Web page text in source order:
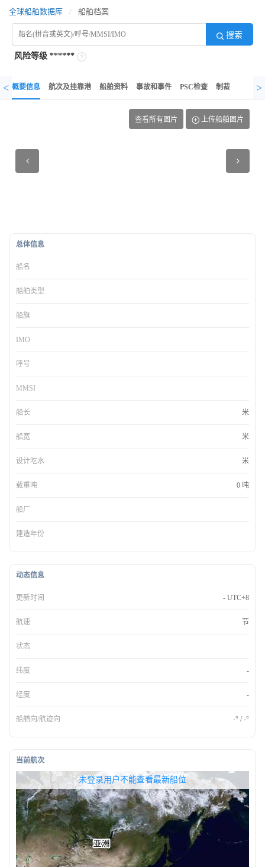
全球船舶数据库 / 船舶档案
搜索
风险等级 ******
< 概要信息 航次及挂靠港 船舶资料 事故和事件 PSC检查 制裁记录 异
>
总体信息
船名
船舶类型
船旗
IMO
呼号
MMSI
船长 米
船宽 米
设计吃水 米
载重吨 0 吨
船厂
建造年份
查看所有图片 上传船舶图片
动态信息
更新时间 - UTC+8
航速 节
状态
纬度 -
经度 -
船艏向/航迹向 -° / -°
当前航次
未登录用户不能查看最新船位
无权查看最新船位，请联系开通